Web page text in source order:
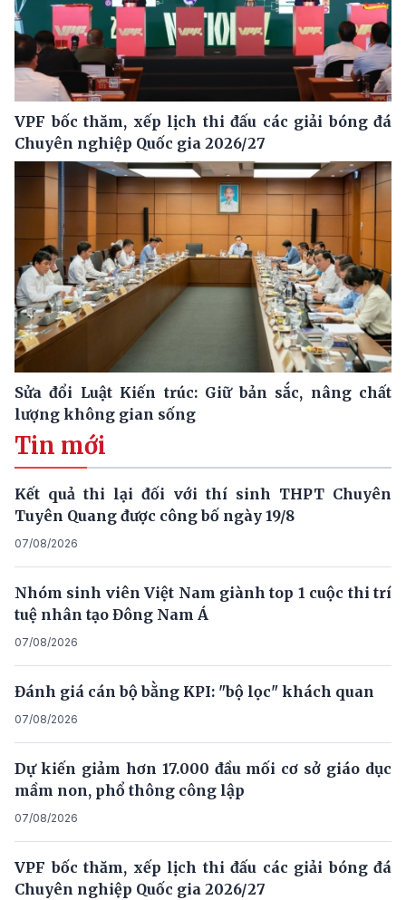
VPF bốc thăm, xếp lịch thi đấu các giải bóng đá
Chuyên nghiệp Quốc gia 2026/27
Sửa đổi Luật Kiến trúc: Giữ bản sắc, nâng chất
lượng không gian sống
Tin mới
Kết quả thi lại đối với thí sinh THPT Chuyên
Tuyên Quang được công bố ngày 19/8
07/08/2026
Nhóm sinh viên Việt Nam giành top 1 cuộc thi trí
tuệ nhân tạo Đông Nam Á
07/08/2026
Đánh giá cán bộ bằng KPI: "bộ lọc" khách quan
07/08/2026
Dự kiến giảm hơn 17.000 đầu mối cơ sở giáo dục
mầm non, phổ thông công lập
07/08/2026
VPF bốc thăm, xếp lịch thi đấu các giải bóng đá
Chuyên nghiệp Quốc gia 2026/27